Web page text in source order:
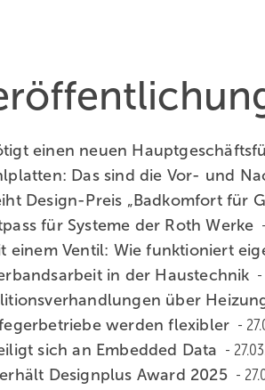
einen neuen
Das sind die Vor- und
Design-Preis „Badkomfort für
für Systeme der Roth Werke
einem Ventil: Wie funktioniert
in der Haustechnik
über
werden flexibler
sich an Embedded Data
Designplus Award 2025